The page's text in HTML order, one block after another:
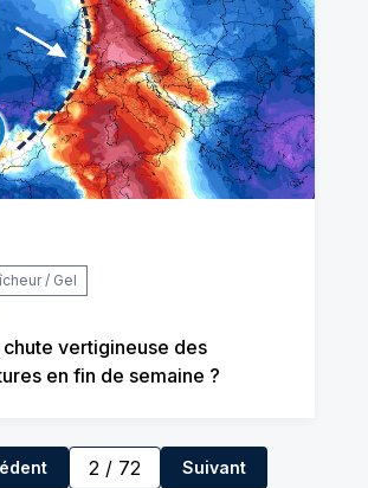
/ Gel
chute vertigineuse des
en fin de semaine ?
2 / 72 Suivant